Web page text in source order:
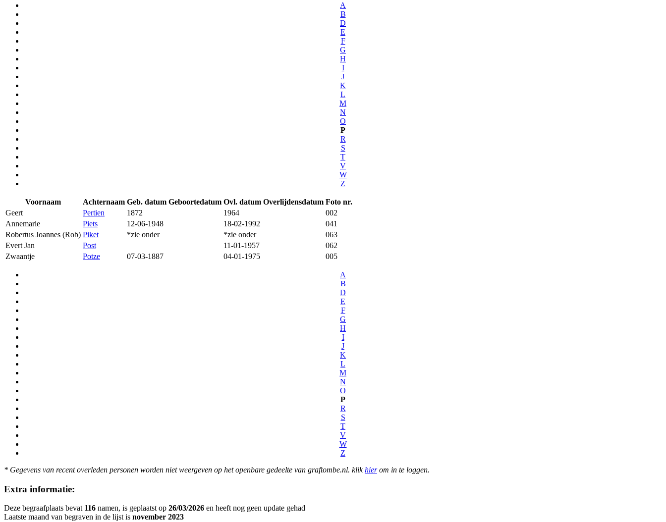
A
B
D
E
F
G
H
I
J
K
L
M
N
O
P
R
S
T
V
W
Z
Voornaam Achternaam Geb. datum Geboortedatum Ovl. datum Overlijdensdatum Foto nr.
Geert
Pertien 1872 1964
002
Annemarie
Piets 12-06-1948 18-02-1992
041
Robertus Joannes (Rob) Piket *zie onder *zie onder
063
Evert Jan
Post 11-01-1957
062
Zwaantje
Potze 07-03-1887 04-01-1975 005
A
B
D
E
F
G
H
I
J
K
L
M
N
O
P
R
S
T
V
W
Z
* Gegevens van recent overleden personen worden niet weergeven op het openbare gedeelte van graftombe.nl. klikhierom in te loggen.
Extra informatie:
Deze begraafplaats bevat 116 namen, is geplaatst op 26/03/2026 en heeft nog geen update gehad
Laatste maand van begraven in de lijst is november 2023